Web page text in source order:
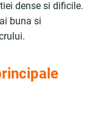
dense si dificile.
buna si